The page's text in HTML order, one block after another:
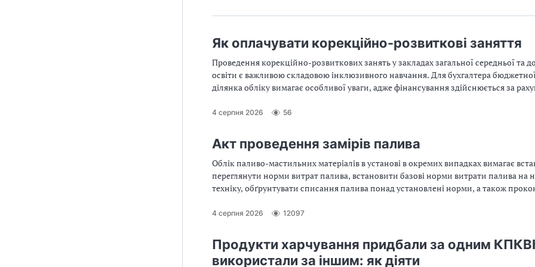
Як оплачувати корекційно-розвиткові заняття
Проведення корекційно-розвиткових занять у закладах загальної середньої та
освіти є важливою складовою інклюзивного навчання. Для бухгалтера
ділянка обліку вимагає особливої уваги, адже фінансування здійснюється за
4 серпня 2026 56
Акт проведення замірів палива
Облік паливо-мастильних матеріалів в установі в окремих випадках вимагає
переглянути норми витрат палива, встановити базові норми витрати палива на
техніку, обґрунтувати списання палива понад установлені норми, а також
автомобілем чи іншим транспортним або технічним (наприклад, генератор)
4 серпня 2026 12097
Продукти харчування придбали за одним
використали за іншим: як діяти